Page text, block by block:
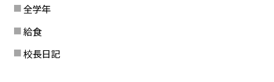
全学年
給食
校長日記